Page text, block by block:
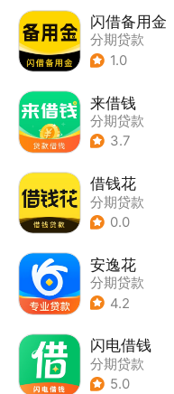
闪借备用金
分期贷款
1.0
来借钱
分期贷款
3.7
借钱花
分期贷款
0.0
安逸花
分期贷款
4.2
闪电借钱
分期贷款
5.0